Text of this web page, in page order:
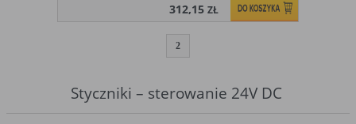
312,15ZŁ
2
Styczniki – sterowanie 24V DC